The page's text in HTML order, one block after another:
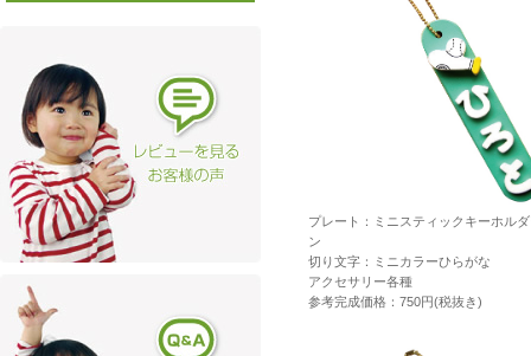
プレート：ミニスティックキーホル
ン
切り文字：ミニカラーひらがな
アクセサリー各種
参考完成価格：750円(税抜き)